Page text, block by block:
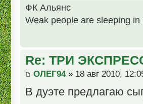
ФК Альянс
Weak people are sleeping
Re: ТРИ
ОЛЕГ94» 18 авг 2010,
В дуэте предлагаю